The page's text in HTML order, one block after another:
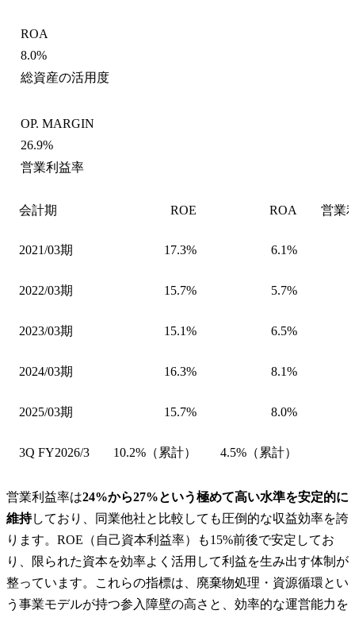
ROA
8.0%
総資産の活用度
OP. MARGIN
26.9%
営業利益率
会計期 ROE ROA 営業
2021/03期 17.3% 6.1%
2022/03期 15.7% 5.7%
2023/03期 15.1% 6.5%
2024/03期 16.3% 8.1%
2025/03期 15.7% 8.0%
3Q FY2026/3 10.2%（累計） 4.5%（累計）
営業利益率は24%から27%という極めて高い水準を安定的に
維持しており、同業他社と比較しても圧倒的な収益効率を誇
ります。ROE（自己資本利益率）も15%前後で安定してお
り、限られた資本を効率よく活用して利益を生み出す体制が
整っています。これらの指標は、廃棄物処理・資源循環とい
う事業モデルが持つ参入障壁の高さと、効率的な運営能力を